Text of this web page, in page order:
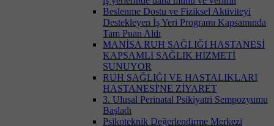
Beslenme Dostu ve Fiziksel Aktiviteyi
Destekleyen İş Yeri Programı Kapsamında
Tam Puan Aldı
MANİSA RUH SAĞLIĞI HASTANESİ
KAPSAMLI SAĞLIK HİZMETİ
SUNUYOR
RUH SAĞLIĞI VE HASTALIKLARI
HASTANESİ'NE ZİYARET
3. Ulusal Perinatal Psikiyatri Sempozyumu
Başladı
Psikoteknik Değerlendirme Merkezi